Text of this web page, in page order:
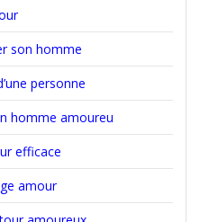
son homme
personne
homme amoureu
efficace
amour